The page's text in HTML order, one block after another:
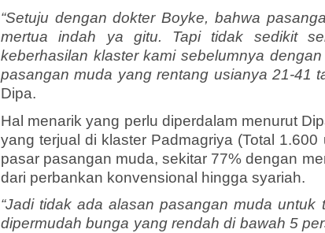
“Setuju dengan dokter Boyke, bahwa
mertua indah ya gitu. Tapi tidak sedikit
keberhasilan klaster kami sebelumnya
pasangan muda yang rentang usianya 21-41
Dipa.
Hal menarik yang perlu diperdalam menurut
yang terjual di klaster Padmagriya (Total 1.600
pasar pasangan muda, sekitar 77% dengan
dari perbankan konvensional hingga syariah.
“Jadi tidak ada alasan pasangan muda
dipermudah bunga yang rendah di bawah 5